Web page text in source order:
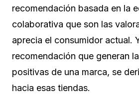
recomendación basada en la
colaborativa que son las
aprecia el consumidor actual.
recomendación que generan
positivas de una marca, se
hacia esas tiendas.